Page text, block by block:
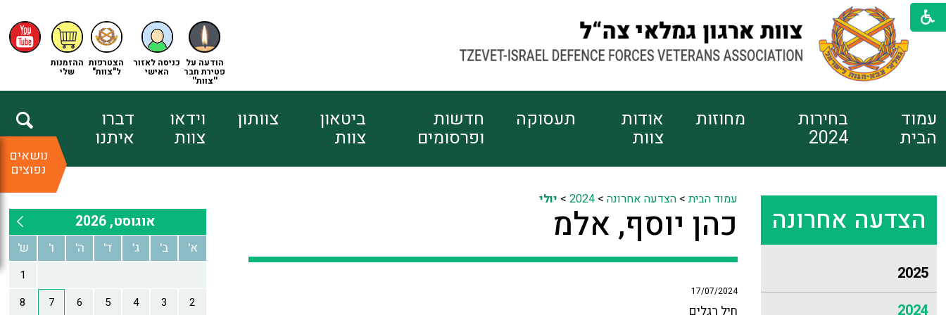
ההזמנות
שלי
הצטרפות
ל"צוות"
כניסה לאזור
האישי
הודעה על
פטירת חבר
''צוות''
עמוד
הבית
בחירות
2024
מחוזות אודות
צוות
תעסוקה חדשות
ופרסומים
ביטאון
צוות
צוותון וידאו
צוות
דברו
איתנו
נושאים
נפוצים
הצדעה אחרונה
2025
2024
עמוד הבית>הצדעה אחרונה >
2024
> יולי
כהן יוסף, אלמ
17/07/2024
חיל רגלים